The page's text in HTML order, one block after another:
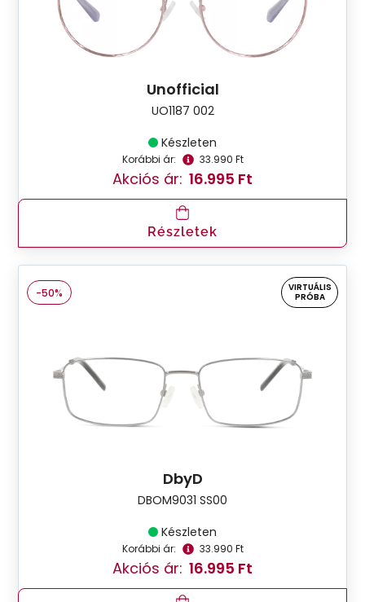
Unofficial
UO1187 002
Készleten
Korábbi ár: 33.990 Ft
Akciós ár: 16.995 Ft
Részletek
-50%
VIRTUÁLIS
PRÓBA
DbyD
DBOM9031 SS00
Készleten
Korábbi ár: 33.990 Ft
Akciós ár: 16.995 Ft